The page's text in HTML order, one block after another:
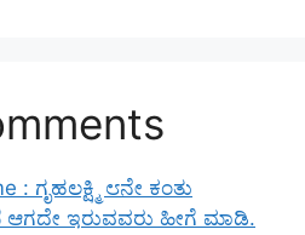
: ಗೃಹಲಕ್ಷ್ಮಿ ೮ನೇ ಕಂತು
ಇರುವವರು ಹೀಗೆ ಮಾಡಿ.